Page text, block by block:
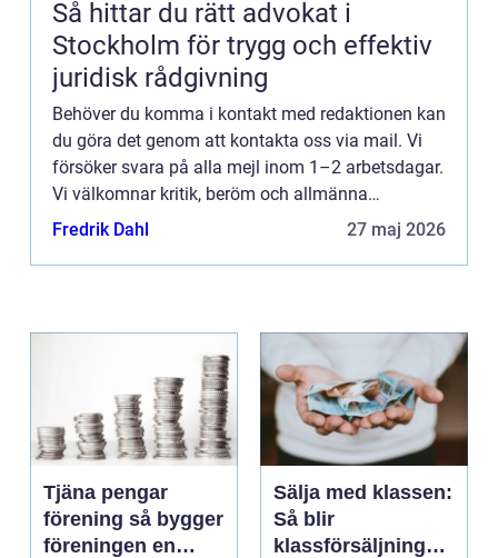
Så hittar du rätt advokat i
Stockholm för trygg och effektiv
juridisk rådgivning
Behöver du komma i kontakt med redaktionen kan
du göra det genom att kontakta oss via mail. Vi
försöker svara på alla mejl inom 1–2 arbetsdagar.
Vi välkomnar kritik, beröm och allmänna
kommentarer till innehållet på vår sida.
Fredrik Dahl 27 maj 2026
Tjäna pengar
förening så bygger
föreningen en
Sälja med klassen:
Så blir
klassförsäljningen